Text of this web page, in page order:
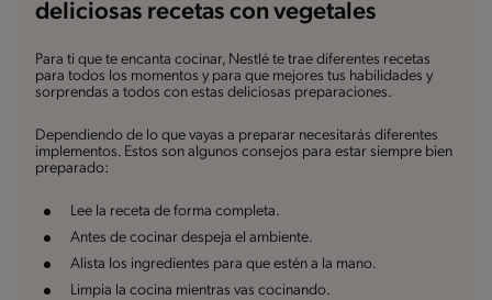
deliciosas recetas con vegetales
Para ti que te encanta cocinar, Nestlé te trae diferentes recetas
para todos los momentos y para que mejores tus habilidades y
sorprendas a todos con estas deliciosas preparaciones.
Dependiendo de lo que vayas a preparar necesitarás diferentes
implementos. Estos son algunos consejos para estar siempre bien
preparado:
Lee la receta de forma completa.
Antes de cocinar despeja el ambiente.
Alista los ingredientes para que estén a la mano.
Limpia la cocina mientras vas cocinando.